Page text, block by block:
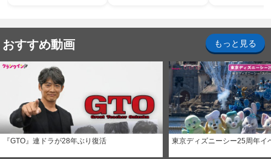
おすすめ動画 もっと見る
『GTO』連ドラが28年ぶり復活 東京ディズニーシー25周年イ